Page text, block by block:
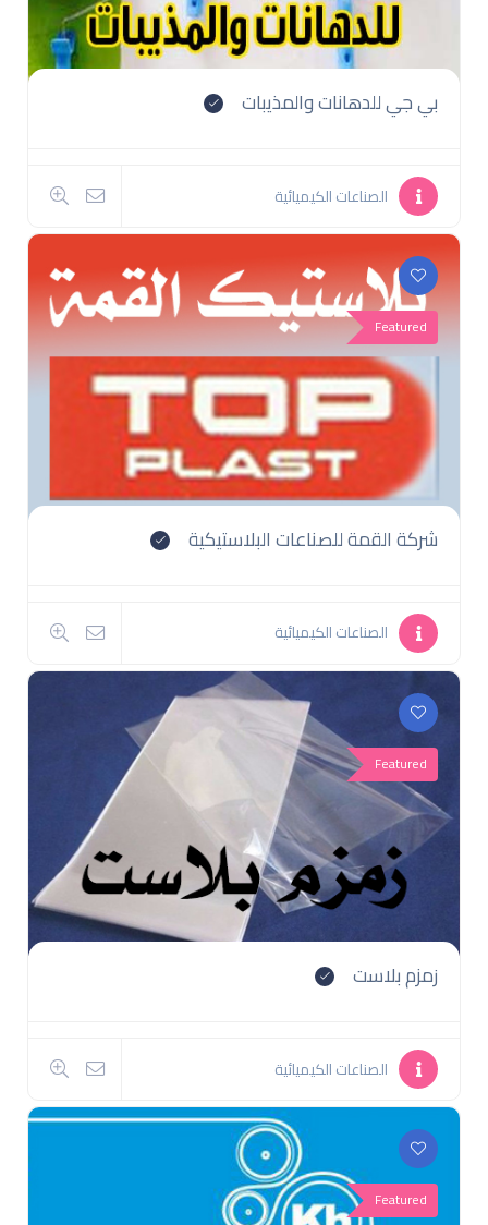
بي جي للدهانات والمذيبات
الصناعات الكيميائية
Featured
شركة القمة للصناعات البلاستيكية
الصناعات الكيميائية
Featured
زمزم بلاست
الصناعات الكيميائية
Featured